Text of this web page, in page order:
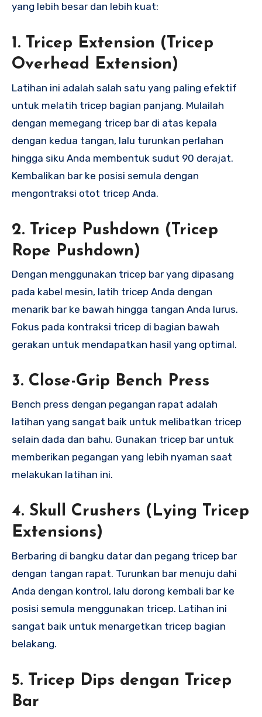
yang lebih besar dan lebih kuat:
1. Tricep Extension (Tricep
Overhead Extension)
Latihan ini adalah salah satu yang paling efektif
untuk melatih tricep bagian panjang. Mulailah
dengan memegang tricep bar di atas kepala
dengan kedua tangan, lalu turunkan perlahan
hingga siku Anda membentuk sudut 90 derajat.
Kembalikan bar ke posisi semula dengan
mengontraksi otot tricep Anda.
2. Tricep Pushdown (Tricep
Rope Pushdown)
Dengan menggunakan tricep bar yang dipasang
pada kabel mesin, latih tricep Anda dengan
menarik bar ke bawah hingga tangan Anda lurus.
Fokus pada kontraksi tricep di bagian bawah
gerakan untuk mendapatkan hasil yang optimal.
3. Close-Grip Bench Press
Bench press dengan pegangan rapat adalah
latihan yang sangat baik untuk melibatkan tricep
selain dada dan bahu. Gunakan tricep bar untuk
memberikan pegangan yang lebih nyaman saat
melakukan latihan ini.
4. Skull Crushers (Lying Tricep
Extensions)
Berbaring di bangku datar dan pegang tricep bar
dengan tangan rapat. Turunkan bar menuju dahi
Anda dengan kontrol, lalu dorong kembali bar ke
posisi semula menggunakan tricep. Latihan ini
sangat baik untuk menargetkan tricep bagian
belakang.
5. Tricep Dips dengan Tricep
Bar